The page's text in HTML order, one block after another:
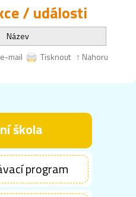
/ události
Název
mail
Tisknout ↑ Nahoru
škola
program